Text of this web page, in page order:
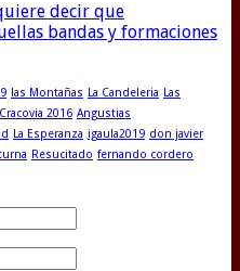
quiere decir que
bandas y formaciones
las Montañas La Candeleria Las
Cracovia 2016 Angustias
La Esperanza igaula2019 don javier
Resucitado fernando cordero